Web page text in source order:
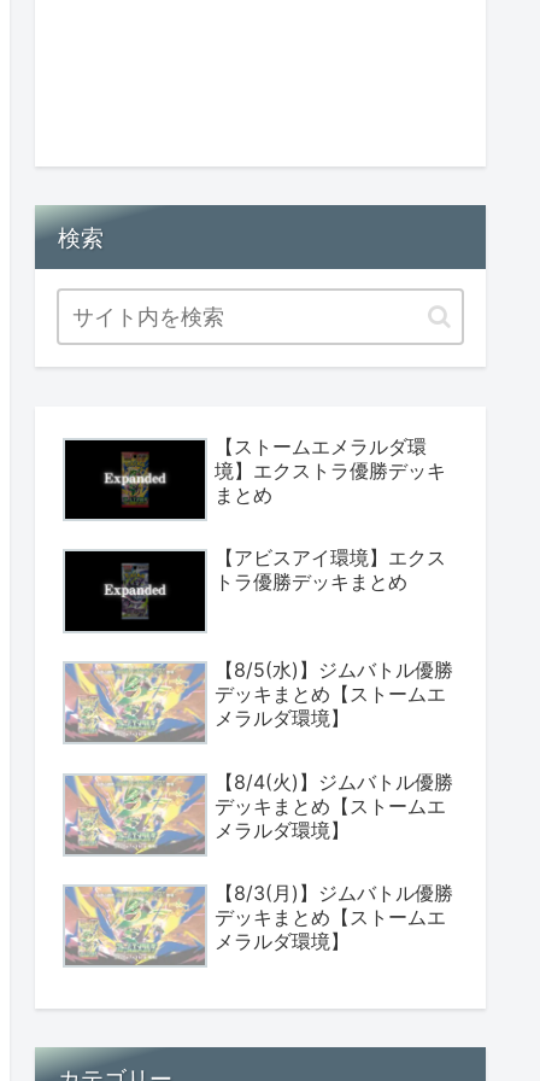
検索
【ストームエメラルダ環
境】エクストラ優勝デッキ
まとめ
【アビスアイ環境】エクス
トラ優勝デッキまとめ
【8/5(水)】ジムバトル優勝
デッキまとめ【ストームエ
メラルダ環境】
【8/4(火)】ジムバトル優勝
デッキまとめ【ストームエ
メラルダ環境】
【8/3(月)】ジムバトル優勝
デッキまとめ【ストームエ
メラルダ環境】